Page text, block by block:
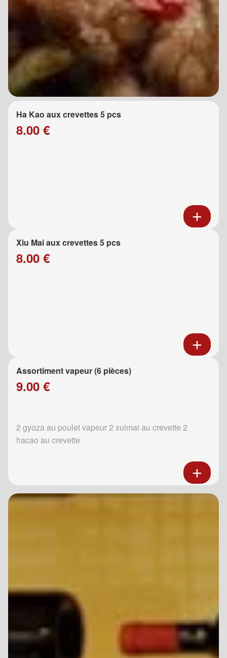
Ha Kao aux crevettes 5 pcs
8.00 €
Xiu Mai aux crevettes 5 pcs
8.00 €
Assortiment vapeur (6 pièces)
9.00 €
2 gyoza au poulet vapeur 2 xuimai au crevette 2
hacao au crevette